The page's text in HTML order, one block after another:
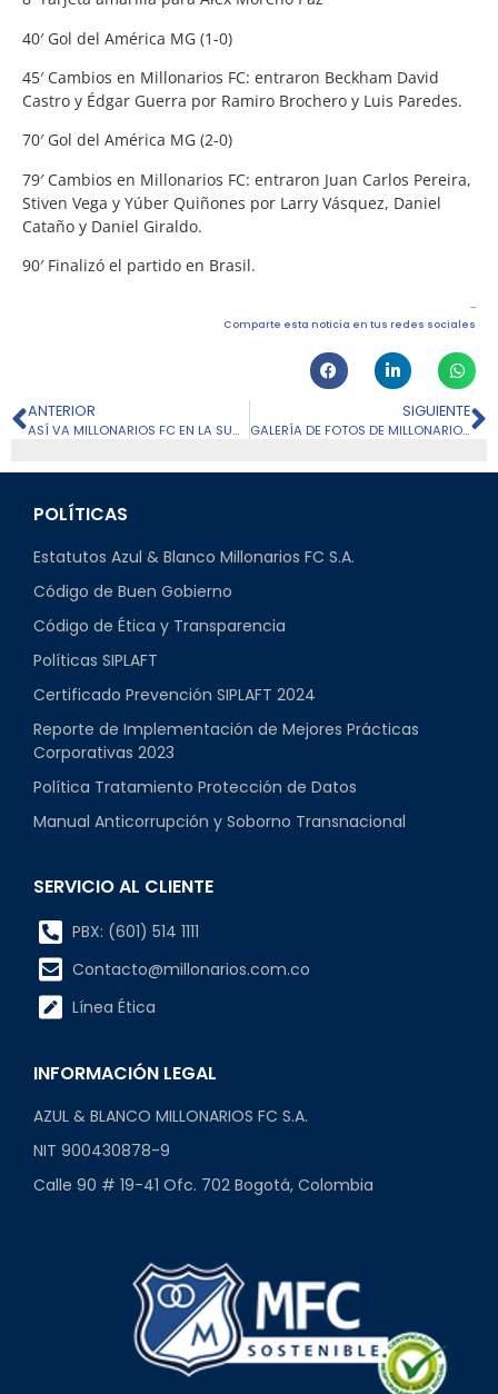
40′ Gol del América MG (1-0)
45′ Cambios en Millonarios FC: entraron Beckham David
Castro y Édgar Guerra por Ramiro Brochero y Luis Paredes.
70′ Gol del América MG (2-0)
79′ Cambios en Millonarios FC: entraron Juan Carlos Pereira,
Stiven Vega y Yúber Quiñones por Larry Vásquez, Daniel
Cataño y Daniel Giraldo.
90′ Finalizó el partido en Brasil.
Comparte esta noticia en tus redes sociales
ANTERIOR
ASÍ VA MILLONARIOS FC EN LA SUDAMERICANA PREVIO AL JUEGO VS. AMÉRICA MG DE BRASIL
SIGUIENTE
GALERÍA DE FOTOS DE MILLONARIOS FC VS. AMÉRICA MG POR LA FECHA 5 DE LA CONMEBOL SUDAMERICANA
POLÍTICAS
Estatutos Azul & Blanco Millonarios FC S.A.
Código de Buen Gobierno
Código de Ética y Transparencia
Políticas SIPLAFT
Certificado Prevención SIPLAFT 2024
Reporte de Implementación de Mejores Prácticas
Corporativas 2023
Política Tratamiento Protección de Datos
Manual Anticorrupción y Soborno Transnacional
SERVICIO AL CLIENTE
PBX: (601) 514 1111
Contacto@millonarios.com.co
Línea Ética
INFORMACIÓN LEGAL
AZUL & BLANCO MILLONARIOS FC S.A.
NIT 900430878-9
Calle 90 # 19-41 Ofc. 702 Bogotá, Colombia